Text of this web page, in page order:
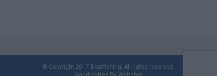
© Copyright 2017 Boatfishing. All rights reserved.
Handcrafted By Whitehat